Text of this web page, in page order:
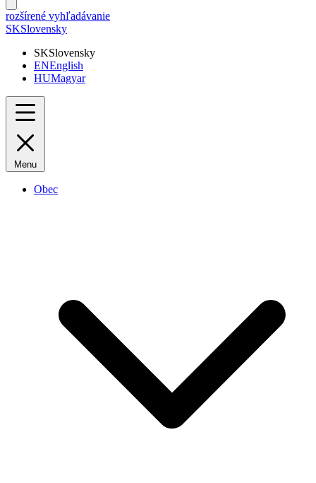
rozšírené vyhľadávanie
SKSlovensky
SKSlovensky
ENEnglish
HUMagyar
Menu
Obec